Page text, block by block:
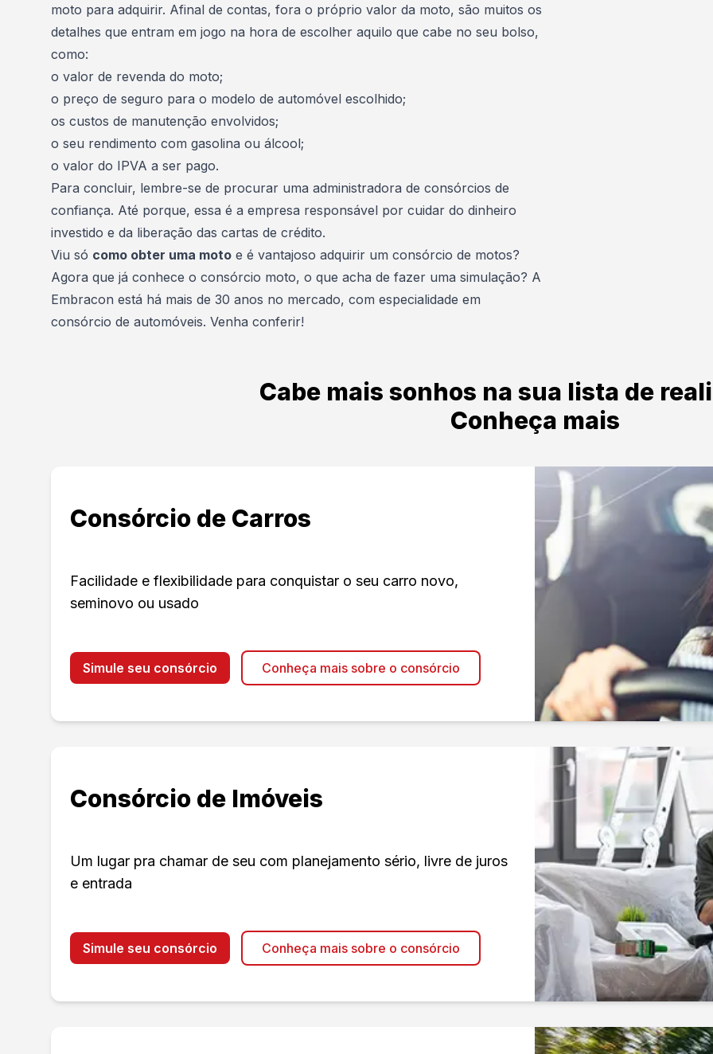
moto para adquirir. Afinal de contas, fora o próprio valor da moto, são muitos os
detalhes que entram em jogo na hora de escolher aquilo que cabe no seu bolso,
como:
o valor de revenda do moto;
o preço de seguro para o modelo de automóvel escolhido;
os custos de manutenção envolvidos;
o seu rendimento com gasolina ou álcool;
o valor do IPVA a ser pago.
Para concluir, lembre-se de procurar uma administradora de consórcios de
confiança. Até porque, essa é a empresa responsável por cuidar do dinheiro
investido e da liberação das cartas de crédito.
Viu só como obter uma moto e é vantajoso adquirir um consórcio de motos?
Agora que já conhece o consórcio moto, o que acha de fazer uma simulação? A
Embracon está há mais de 30 anos no mercado, com especialidade em
consórcio de automóveis. Venha conferir!
Cabe mais sonhos na sua lista de
Conheça mais
Consórcio de Carros
Facilidade e flexibilidade para conquistar o seu carro novo,
seminovo ou usado
Simule seu consórcio Conheça mais sobre o consórcio
Consórcio de Imóveis
Um lugar pra chamar de seu com planejamento sério, livre de juros
e entrada
Simule seu consórcio Conheça mais sobre o consórcio